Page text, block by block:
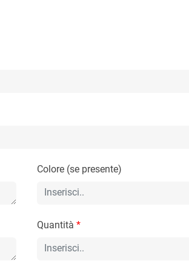
Colore (se presente)
Quantità *